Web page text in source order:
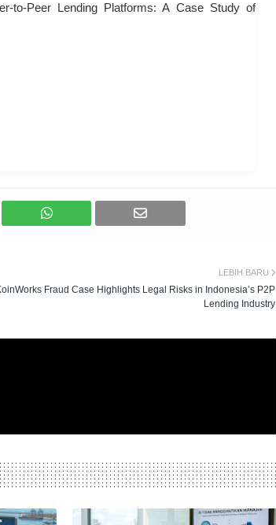
to-Peer Lending Platforms: A Case Study of
LEBIH BARU
Fraud Case Highlights Legal Risks in Indonesia’s P2P
Lending Industry